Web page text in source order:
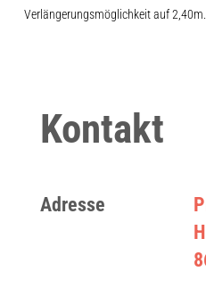
Verlängerungsmöglichkeit auf
Kontakt
Adresse